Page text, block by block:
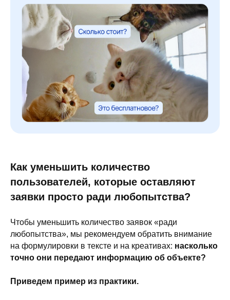
Как уменьшить количество
пользователей, которые оставляют
заявки просто ради любопытства?
Чтобы уменьшить количество заявок «ради
любопытства», мы рекомендуем обратить внимание
на формулировки в тексте и на креативах: насколько
точно они передают информацию об объекте?
Приведем пример из практики.